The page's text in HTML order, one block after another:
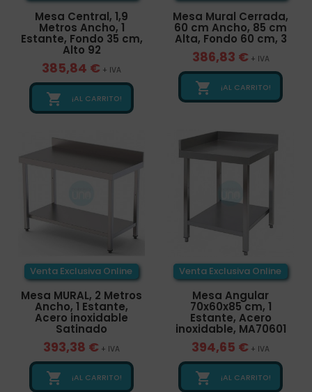
Mesa Central, 1,9
Metros Ancho, 1
Estante, Fondo 35 cm,
Alto 92
385,84 € + IVA
 ¡AL CARRITO!
Mesa Mural Cerrada,
60 cm Ancho, 85 cm
Alta, Fondo 60 cm, 3
386,83 € + IVA
 ¡AL CARRITO!
Venta Exclusiva Online
Mesa MURAL, 2 Metros
Ancho, 1 Estante,
Acero inoxidable
Satinado
393,38 € + IVA
 ¡AL CARRITO!
Venta Exclusiva Online
Mesa Angular
70x60x85 cm, 1
Estante, Acero
inoxidable, MA70601
394,65 € + IVA
 ¡AL CARRITO!